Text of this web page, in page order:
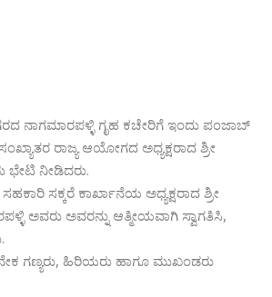
ನಾಗಮಾರಪಳ್ಳಿ ಗೃಹ ಕಚೇರಿಗೆ ಇಂದು ಪಂಜಾಬ್
ರಾಜ್ಯ ಆಯೋಗದ ಅಧ್ಯಕ್ಷರಾದ ಶ್ರೀ
ನೀಡಿದರು.
ಸಕ್ಕರೆ ಕಾರ್ಖಾನೆಯ ಅಧ್ಯಕ್ಷರಾದ ಶ್ರೀ
ಅವರು ಅವರನ್ನು ಆತ್ಮೀಯವಾಗಿ ಸ್ವಾಗತಿಸಿ,
ಗಣ್ಯರು, ಹಿರಿಯರು ಹಾಗೂ ಮುಖಂಡರು